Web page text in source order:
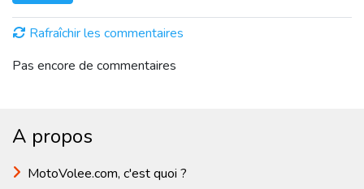
Rafraîchir les commentaires
Pas encore de commentaires
A propos
MotoVolee.com, c'est quoi ?